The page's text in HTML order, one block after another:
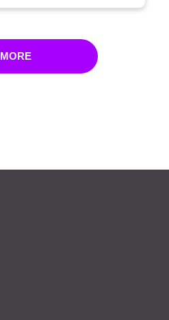
MORE